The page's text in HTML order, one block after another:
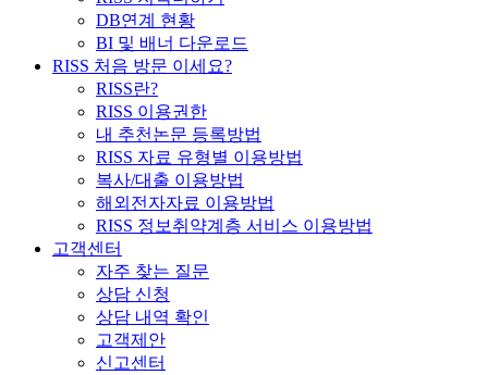
DB연계 현황
BI 및 배너 다운로드
RISS 처음 방문 이세요?
RISS란?
RISS 이용권한
내 추천논문 등록방법
RISS 자료 유형별 이용방법
복사/대출 이용방법
해외전자자료 이용방법
RISS 정보취약계층 서비스 이용방법
고객센터
자주 찾는 질문
상담 신청
상담 내역 확인
고객제안
신고센터